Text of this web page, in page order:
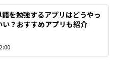
語を勉強するアプリはどうやっ
い？おすすめアプリも紹介